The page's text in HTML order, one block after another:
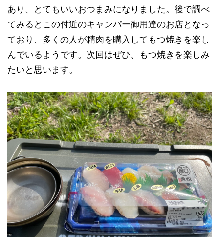
あり、とてもいいおつまみになりました。後で調べ
てみるとこの付近のキャンパー御用達のお店となっ
ており、多くの人が精肉を購入してもつ焼きを楽し
んでいるようです。次回はぜひ、もつ焼きを楽しみ
たいと思います。